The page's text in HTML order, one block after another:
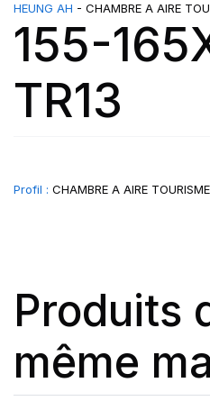
HEUNG AH - CHAMBRE A AIRE
155-
TR13
Profil : CHAMBRE A AIRE TOURISME
Produits
même